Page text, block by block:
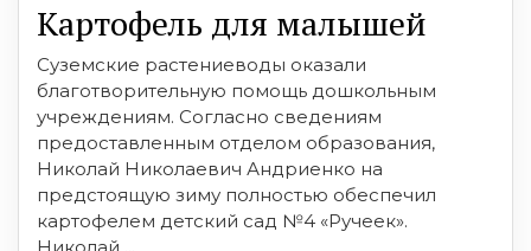
Картофель для малышей
Суземские растениеводы оказали
благотворительную помощь дошкольным
учреждениям. Согласно сведениям
предоставленным отделом образования,
Николай Николаевич Андриенко на
предстоящую зиму полностью обеспечил
картофелем детский сад №4 «Ручеек».